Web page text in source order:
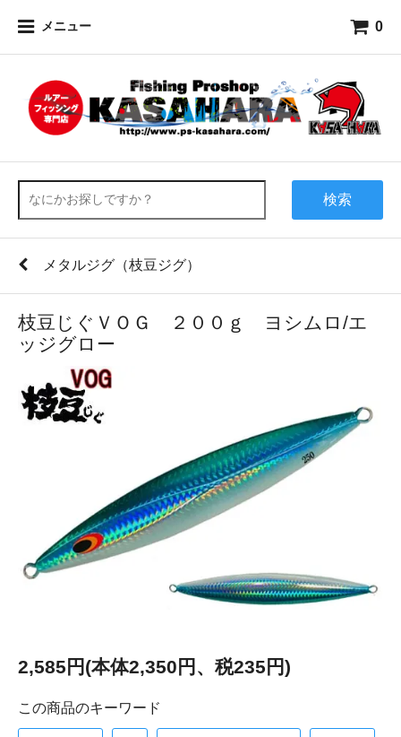
メニュー 0
検索
メタルジグ（枝豆ジグ）
枝豆じぐＶＯＧ ２００ｇ ヨシムロ/エ
ッジグロー
2,585円(本体2,350円、税235円)
この商品のキーワード